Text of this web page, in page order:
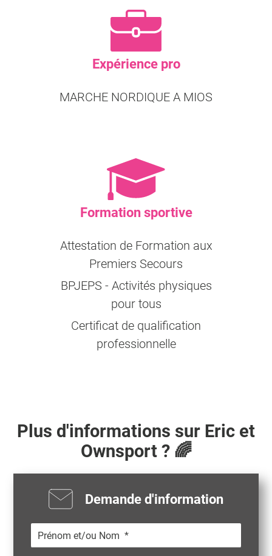
Expérience pro
MARCHE NORDIQUE A MIOS
Formation sportive
Attestation de Formation aux
Premiers Secours
BPJEPS - Activités physiques
pour tous
Certificat de qualification
professionnelle
Plus d'informations sur Eric et
Ownsport ? 🌈
Demande d'information